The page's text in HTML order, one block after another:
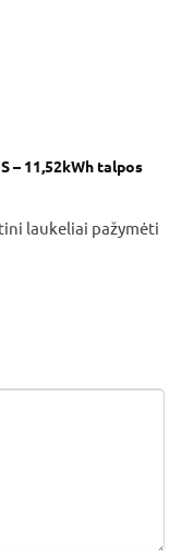
– 11,52kWh talpos
laukeliai pažymėti